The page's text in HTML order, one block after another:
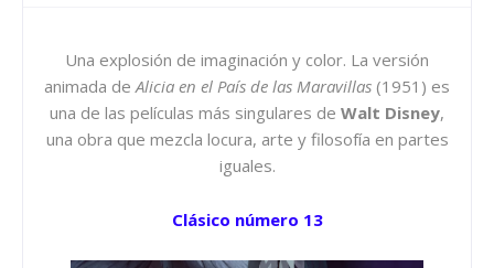
Una explosión de imaginación y color. La versión
animada de Alicia en el País de las Maravillas (1951) es
una de las películas más singulares de Walt Disney,
una obra que mezcla locura, arte y filosofía en partes
iguales.
Clásico número 13